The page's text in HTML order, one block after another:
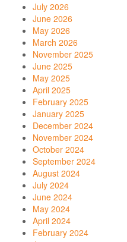
July 2026
June 2026
May 2026
March 2026
November 2025
June 2025
May 2025
April 2025
February 2025
January 2025
December 2024
November 2024
October 2024
September 2024
August 2024
July 2024
June 2024
May 2024
April 2024
February 2024